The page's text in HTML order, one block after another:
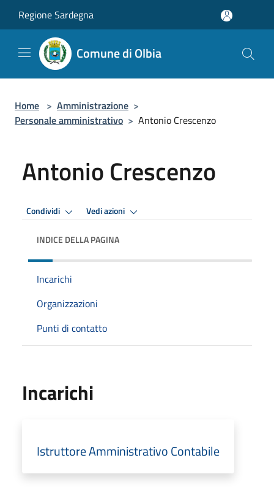
Regione Sardegna
Comune di Olbia
Home > Amministrazione >
Personale amministrativo > Antonio Crescenzo
Antonio Crescenzo
Condividi Vedi azioni
INDICE DELLA PAGINA
Incarichi
Organizzazioni
Punti di contatto
Incarichi
Istruttore Amministrativo Contabile